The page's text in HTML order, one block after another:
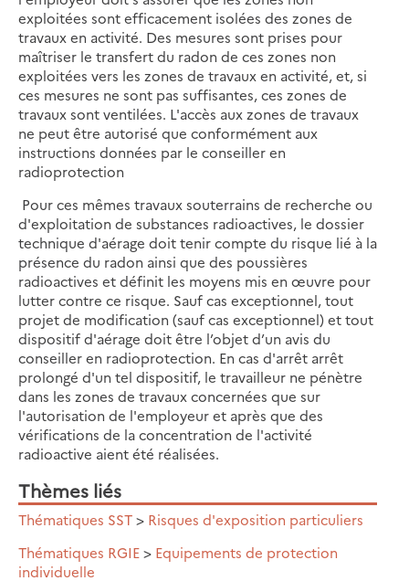
exploitées sont efficacement isolées des zones de
travaux en activité. Des mesures sont prises pour
maîtriser le transfert du radon de ces zones non
exploitées vers les zones de travaux en activité, et, si
ces mesures ne sont pas suffisantes, ces zones de
travaux sont ventilées. L'accès aux zones de travaux
ne peut être autorisé que conformément aux
instructions données par le conseiller en
radioprotection
Pour ces mêmes travaux souterrains de recherche ou
d'exploitation de substances radioactives, le dossier
technique d'aérage doit tenir compte du risque lié à la
présence du radon ainsi que des poussières
radioactives et définit les moyens mis en œuvre pour
lutter contre ce risque. Sauf cas exceptionnel, tout
projet de modification (sauf cas exceptionnel) et tout
dispositif d'aérage doit être l’objet d’un avis du
conseiller en radioprotection. En cas d'arrêt arrêt
prolongé d'un tel dispositif, le travailleur ne pénètre
dans les zones de travaux concernées que sur
l'autorisation de l'employeur et après que des
vérifications de la concentration de l'activité
radioactive aient été réalisées.
Thèmes liés
Thématiques SST> Risques d'exposition particuliers
Thématiques RGIE> Equipements de protection
individuelle